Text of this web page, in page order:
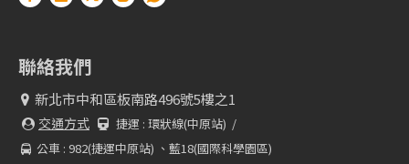
聯絡我們
 新北市中和區板南路496號5樓之1
 交通方式  捷運 : 環狀線(中原站) /
 公車 : 982(捷運中原站) 、藍18(國際科學園區)